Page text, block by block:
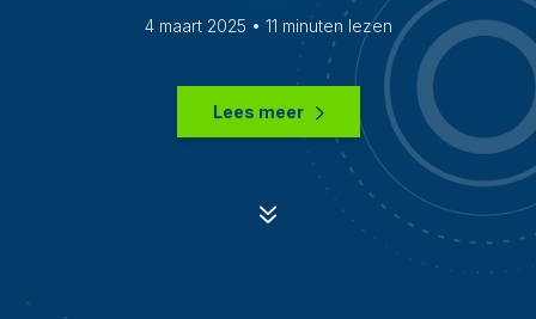
4 maart 2025 • 11 minuten lezen
Lees meer
7